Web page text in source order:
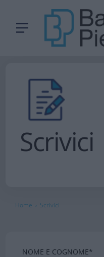
Scrivici
Home › Scrivici
NOME E COGNOME*